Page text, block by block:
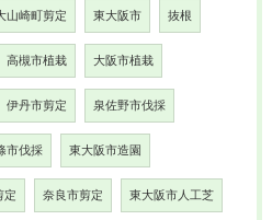
山崎町剪定 東大阪市 抜根
高槻市植栽 大阪市植栽
伊丹市剪定 泉佐野市伐採
市伐採 東大阪市造園
定 奈良市剪定 東大阪市人工芝